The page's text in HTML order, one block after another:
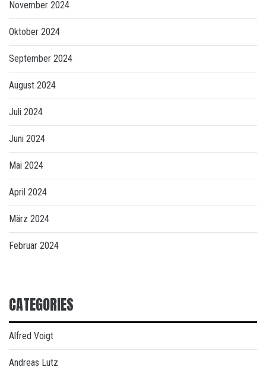
November 2024
Oktober 2024
September 2024
August 2024
Juli 2024
Juni 2024
Mai 2024
April 2024
März 2024
Februar 2024
CATEGORIES
Alfred Voigt
Andreas Lutz